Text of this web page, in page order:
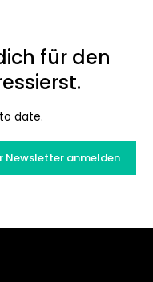
für den
date.
Newsletter anmelden